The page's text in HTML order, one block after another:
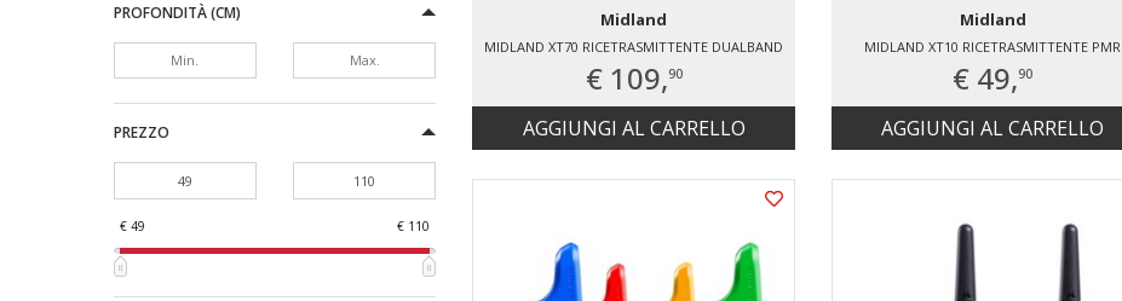
PROFONDITÀ (CM)
PREZZO
€ 49 € 110
Midland
MIDLAND XT70 RICETRASMITTENTE DUALBAND
€ 109,90
AGGIUNGI AL CARRELLO
Midland
MIDLAND XT10 RICETRASMITTENTE PMR
€ 49,90
AGGIUNGI AL CARRELLO